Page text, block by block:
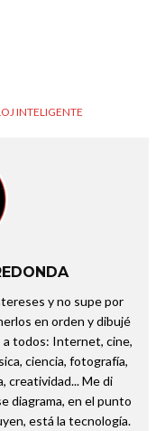
INTELIGENTE
y no supe por
en orden y dibujé
a todos: Internet, cine,
ciencia, fotografía,
creatividad... Me di
diagrama, en el punto
está la tecnología.